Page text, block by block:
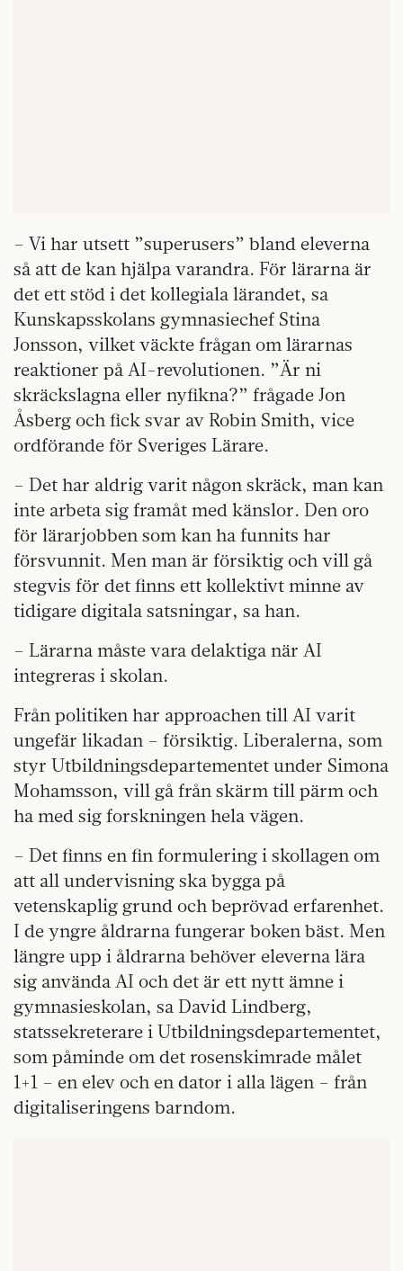
– Vi har utsett ”superusers” bland eleverna
så att de kan hjälpa varandra. För lärarna är
det ett stöd i det kollegiala lärandet, sa
Kunskapsskolans gymnasiechef Stina
Jonsson, vilket väckte frågan om lärarnas
reaktioner på AI-revolutionen. ”Är ni
skräckslagna eller nyfikna?” frågade Jon
Åsberg och fick svar av Robin Smith, vice
ordförande för Sveriges Lärare.
– Det har aldrig varit någon skräck, man kan
inte arbeta sig framåt med känslor. Den oro
för lärarjobben som kan ha funnits har
försvunnit. Men man är försiktig och vill gå
stegvis för det finns ett kollektivt minne av
tidigare digitala satsningar, sa han.
– Lärarna måste vara delaktiga när AI
integreras i skolan.
Från politiken har approachen till AI varit
ungefär likadan – försiktig. Liberalerna, som
styr Utbildningsdepartementet under Simona
Mohamsson, vill gå från skärm till pärm och
ha med sig forskningen hela vägen.
– Det finns en fin formulering i skollagen om
att all undervisning ska bygga på
vetenskaplig grund och beprövad erfarenhet.
I de yngre åldrarna fungerar boken bäst. Men
längre upp i åldrarna behöver eleverna lära
sig använda AI och det är ett nytt ämne i
gymnasieskolan, sa David Lindberg,
statssekreterare i Utbildningsdepartementet,
som påminde om det rosenskimrade målet
1+1 – en elev och en dator i alla lägen – från
digitaliseringens barndom.